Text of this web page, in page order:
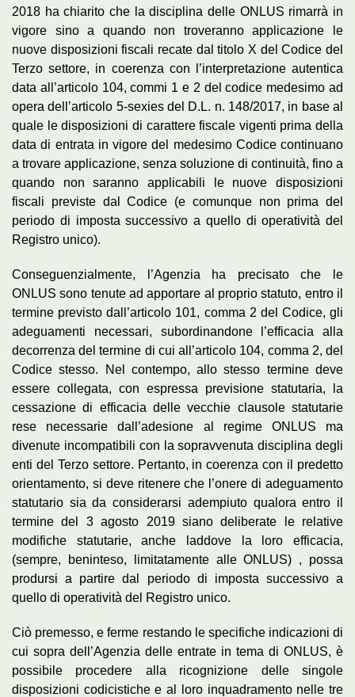
2018 ha chiarito che la disciplina delle ONLUS rimarrà in
vigore sino a quando non troveranno applicazione le
nuove disposizioni fiscali recate dal titolo X del Codice del
Terzo settore, in coerenza con l’interpretazione autentica
data all’articolo 104, commi 1 e 2 del codice medesimo ad
opera dell’articolo 5-sexies del D.L. n. 148/2017, in base al
quale le disposizioni di carattere fiscale vigenti prima della
data di entrata in vigore del medesimo Codice continuano
a trovare applicazione, senza soluzione di continuità, fino a
quando non saranno applicabili le nuove disposizioni
fiscali previste dal Codice (e comunque non prima del
periodo di imposta successivo a quello di operatività del
Registro unico).
Conseguenzialmente, l’Agenzia ha precisato che le
ONLUS sono tenute ad apportare al proprio statuto, entro il
termine previsto dall’articolo 101, comma 2 del Codice, gli
adeguamenti necessari, subordinandone l’efficacia alla
decorrenza del termine di cui all’articolo 104, comma 2, del
Codice stesso. Nel contempo, allo stesso termine deve
essere collegata, con espressa previsione statutaria, la
cessazione di efficacia delle vecchie clausole statutarie
rese necessarie dall’adesione al regime ONLUS ma
divenute incompatibili con la sopravvenuta disciplina degli
enti del Terzo settore. Pertanto, in coerenza con il predetto
orientamento, si deve ritenere che l’onere di adeguamento
statutario sia da considerarsi adempiuto qualora entro il
termine del 3 agosto 2019 siano deliberate le relative
modifiche statutarie, anche laddove la loro efficacia,
(sempre, beninteso, limitatamente alle ONLUS) , possa
prodursi a partire dal periodo di imposta successivo a
quello di operatività del Registro unico.
Ciò premesso, e ferme restando le specifiche indicazioni di
cui sopra dell’Agenzia delle entrate in tema di ONLUS, è
possibile procedere alla ricognizione delle singole
disposizioni codicistiche e al loro inquadramento nelle tre